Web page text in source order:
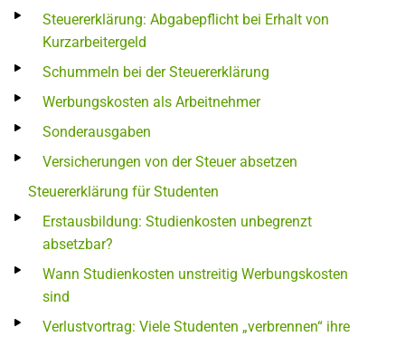
Steuererklärung: Abgabepflicht bei Erhalt von
Kurzarbeitergeld
Schummeln bei der Steuererklärung
Werbungskosten als Arbeitnehmer
Sonderausgaben
Versicherungen von der Steuer absetzen
Steuererklärung für Studenten
Erstausbildung: Studienkosten unbegrenzt
absetzbar?
Wann Studienkosten unstreitig Werbungskosten
sind
Verlustvortrag: Viele Studenten „verbrennen“ ihre